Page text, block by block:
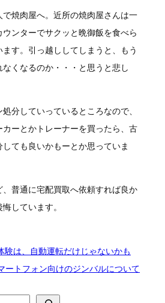
焼肉屋へ。近所の焼肉屋さんは一
ンターでサクッと晩御飯を食べら
す。引っ越ししてしまうと、もう
くなるのか・・・と思うと悲し
分していっているところなので、
ーとかトレーナーを買ったら、古
ても良いかもーとか思っていま
普通に宅配買取へ依頼すれば良か
しています。
験は、自動運転だけじゃないかも
ートフォン向けのジンバルについて